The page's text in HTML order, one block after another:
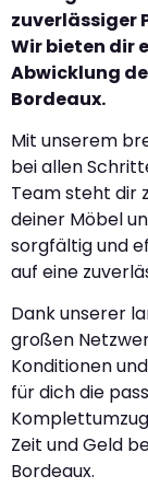
zuverlässiger
Wir bieten dir
Abwicklung
Bordeaux.
Mit unserem
bei allen
Team steht dir
deiner Möbel
sorgfältig und
auf eine
Dank unserer
großen
Konditionen
für dich die
Zeit und Geld
Bordeaux.